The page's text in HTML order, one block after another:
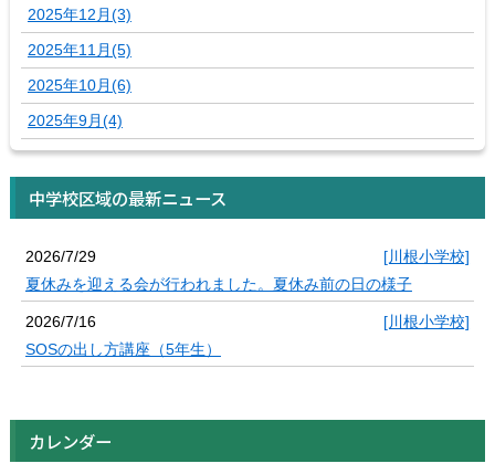
2025年12月(3)
2025年11月(5)
2025年10月(6)
2025年9月(4)
中学校区域の最新ニュース
2026/7/29
[川根小学校]
夏休みを迎える会が行われました。夏休み前の日の様子
2026/7/16
[川根小学校]
SOSの出し方講座（5年生）
カレンダー